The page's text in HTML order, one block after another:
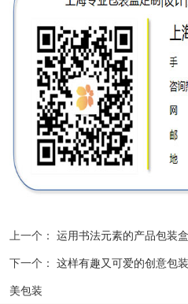
上一个： 运用书法元素的产品包装
下一个： 这样有趣又可爱的创意包
美包装